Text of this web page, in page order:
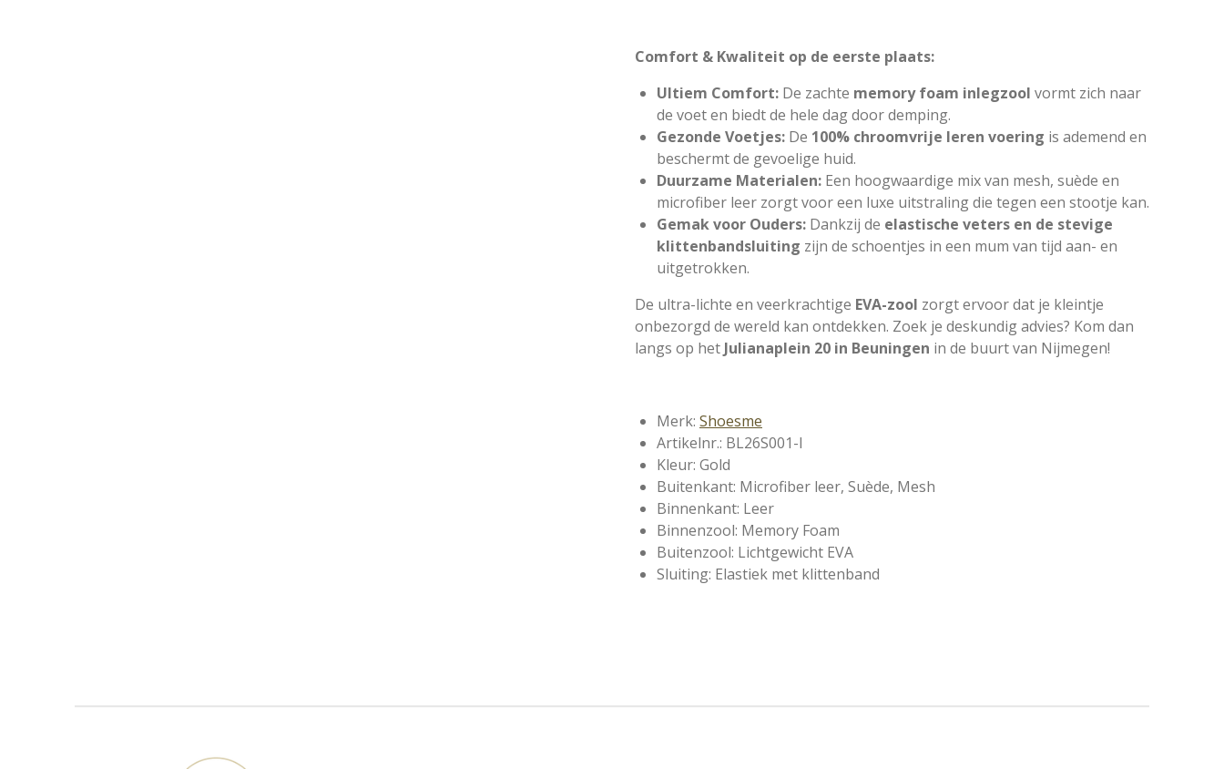
Comfort & Kwaliteit op de eerste plaats:
Ultiem Comfort: De zachte memory foam inlegzool vormt zich naar
de voet en biedt de hele dag door demping.
Gezonde Voetjes: De 100% chroomvrije leren voering is ademend en
beschermt de gevoelige huid.
Duurzame Materialen: Een hoogwaardige mix van mesh, suède en
microfiber leer zorgt voor een luxe uitstraling die tegen een stootje kan.
Gemak voor Ouders: Dankzij de elastische veters en de stevige
klittenbandsluiting zijn de schoentjes in een mum van tijd aan- en
uitgetrokken.
De ultra-lichte en veerkrachtige EVA-zool zorgt ervoor dat je kleintje
onbezorgd de wereld kan ontdekken. Zoek je deskundig advies? Kom dan
langs op het Julianaplein 20 in Beuningen in de buurt van Nijmegen!
Merk: Shoesme
Artikelnr.: BL26S001-I
Kleur: Gold
Buitenkant: Microfiber leer, Suède, Mesh
Binnenkant: Leer
Binnenzool: Memory Foam
Buitenzool: Lichtgewicht EVA
Sluiting: Elastiek met klittenband